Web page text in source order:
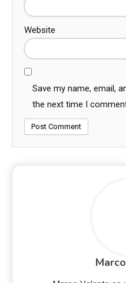
Website
Save my name, email,
the next time I